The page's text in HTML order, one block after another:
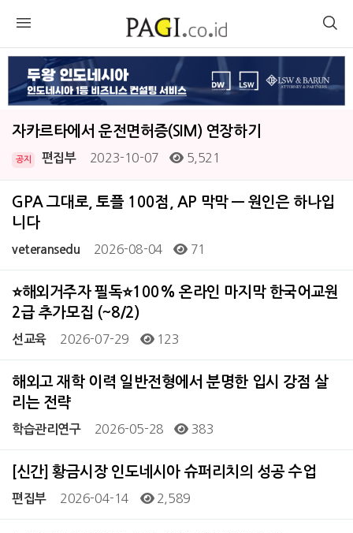
자카르타에서 운전면허증(SIM) 연장하기
공지 편집부 2023-10-07 5,521
GPA 그대로, 토플 100점, AP 막막 — 원인은 하나입
니다
veteransedu 2026-08-04 71
⭐해외거주자 필독⭐100% 온라인 마지막 한국어교원
2급 추가모집 (~8/2)
선교육 2026-07-29 123
해외고 재학 이력 일반전형에서 분명한 입시 강점 살
리는 전략
학습관리연구 2026-05-28 383
[신간] 황금시장 인도네시아 슈퍼리치의 성공 수업
편집부 2026-04-14 2,589